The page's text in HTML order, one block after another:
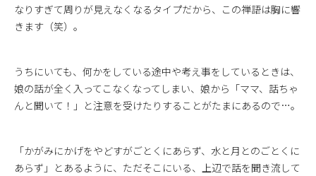
なりすぎて周りが見えなくなるタイプだから、この禅語は胸に響
きます（笑）。
うちにいても、何かをしている途中や考え事をしているときは、
娘の話が全く入ってこなくなってしまい、娘から「ママ、話ちゃ
んと聞いて！」と注意を受けたりすることがたまにあるので…。
「かがみにかげをやどすがごとくにあらず、水と月とのごとくに
あらず」とあるように、ただそこにいる、上辺で話を聞き流して